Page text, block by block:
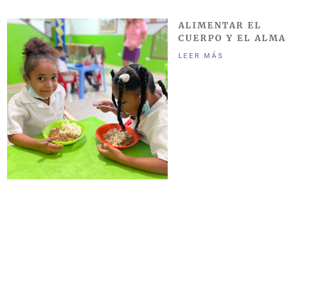
ALIMENTAR EL
CUERPO Y EL ALMA
LEER MÁS